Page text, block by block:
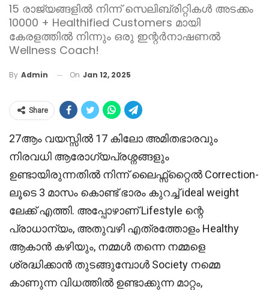
15 രാജ്യങ്ങളിൽ നിന്ന് സെലിബ്രിറ്റികൾ അടക്കം
10000 + Healthified Customers മായി
കേരളത്തിൽ നിന്നും ഒരു ഇന്റർനാഷണൽ
Wellness Coach!
By Admin On Jan 12, 2025
Share
27ആം വയസ്സിൽ 17 കിലോ അമിതഭാരവും
നിരവധി ആരോഗ്യപ്രശ്നങ്ങളും
ഉണ്ടായിരുന്നതിൽ നിന്ന് ലൈഫ്സ്റ്റൈൽ Correction-
ലൂടെ 3 മാസം കൊണ്ട് ഭാരം കുറച്ച് ideal weight
ലേക്ക് എത്തി. അപ്പോഴാണ് Lifestyle ന്റെ
പ്രാധാന്യം, അതുവഴി എത്രത്തോളം Healthy
ആകാൻ കഴിയും, നമ്മൾ തന്നെ നമ്മളെ
ശ്രദ്ധിക്കാൻ തുടങ്ങുമ്പോൾ Society നമ്മെ
കാണുന്ന വിധത്തിൽ ഉണ്ടാക്കുന്ന മാറ്റം,